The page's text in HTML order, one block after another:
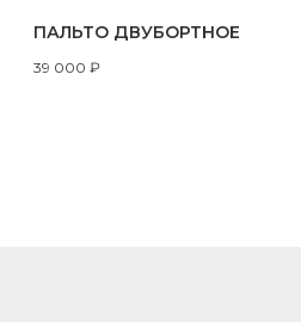
ПАЛЬТО ДВУБОРТНОЕ
39 000 ₽